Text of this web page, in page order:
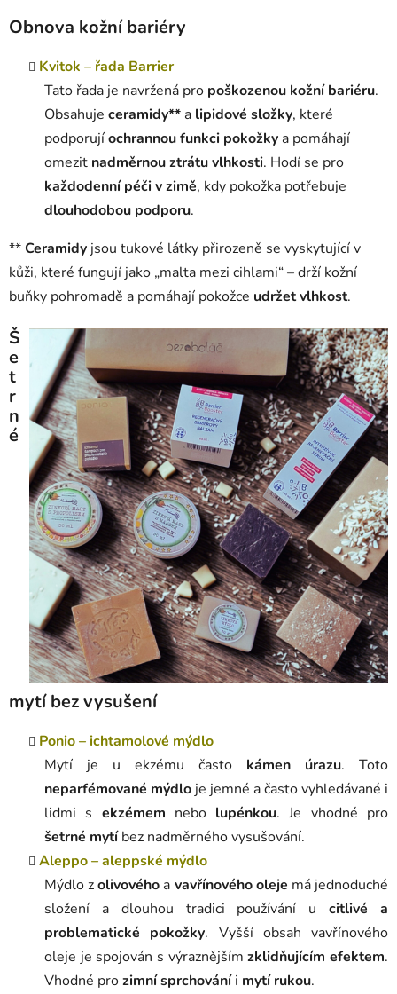
Obnova kožní bariéry
Kvitok – řada Barrier
Tato řada je navržená pro poškozenou kožní bariéru.
Obsahuje ceramidy** a lipidové složky, které
podporujíochrannou funkci pokožky a pomáhají
omezit nadměrnou ztrátu vlhkosti. Hodí se pro
každodenní péči v zimě, kdy pokožka potřebuje
dlouhodobou podporu.
**Ceramidyjsou tukové látky přirozeně se vyskytující v
kůži, které fungují jako „malta mezi cihlami“ – drží kožní
buňky pohromadě a pomáhají pokožce udržet vlhkost.
Š
e
t
r
n
é
mytí bez vysušení
Ponio – ichtamolové mýdlo
Mytí je u ekzému často kámen úrazu. Toto
neparfémované mýdlo je jemné a často vyhledávané i
lidmi s ekzémem nebo lupénkou. Je vhodné pro
šetrné mytíbez nadměrného vysušování.
Aleppo – aleppské mýdlo
Mýdlo zolivového a vavřínového oleje má jednoduché
složení a dlouhou tradici používání ucitlivé a
problematické pokožky. Vyšší obsah vavřínového
oleje je spojován s výraznějšímzklidňujícím efektem.
Vhodné prozimní sprchováníi mytí rukou.